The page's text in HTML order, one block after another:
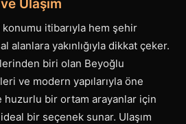
Ulaşım
itibarıyla hem şehir
alanlara yakınlığıyla dikkat çeker.
biri olan Beyoğlu
ve modern yapılarıyla öne
huzurlu bir ortam arayanlar için
bir seçenek sunar. Ulaşım